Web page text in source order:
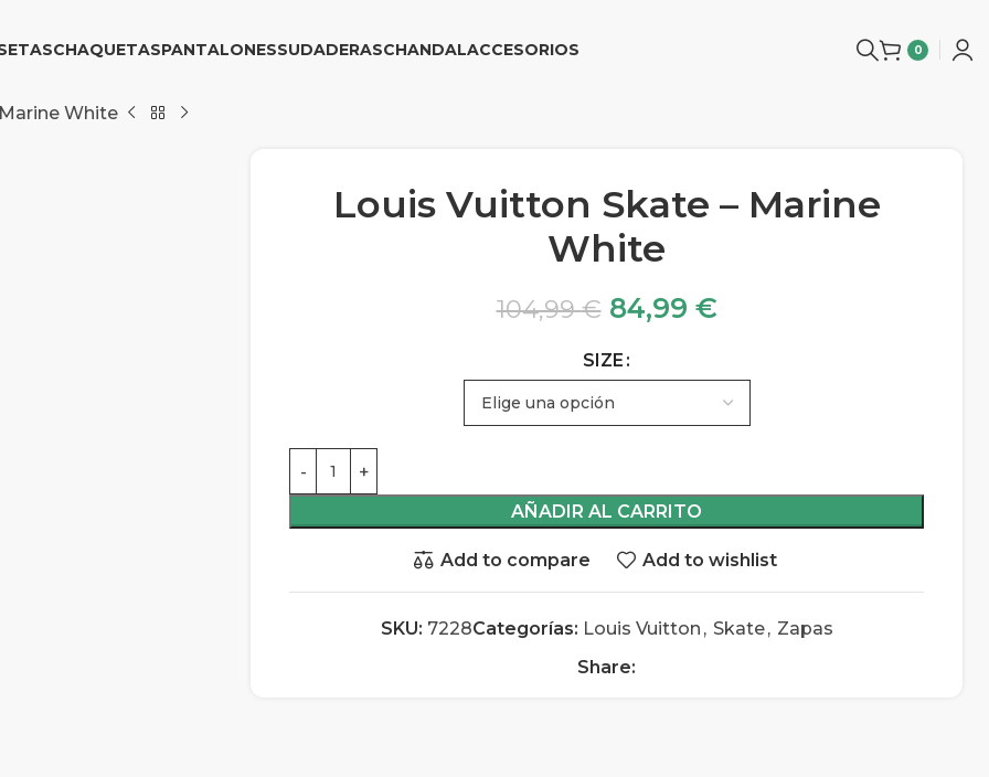
CHAQUETASPANTALONESSUDADERASCHANDALACCESORIOS 0
White
Louis Vuitton Skate – Marine
White
104,99€ 84,99 €
SIZE
AÑADIR AL CARRITO
Add to compare Add to wishlist
SKU: 7228Categorías: Louis Vuitton , Skate, Zapas
Share: